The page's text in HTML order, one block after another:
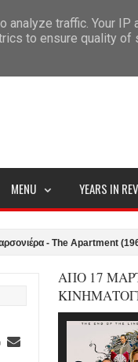
MENU YEARS IN
The Apartment (1960)
ΑΠΟ 17
traffic. Your IP
to ensure quality of